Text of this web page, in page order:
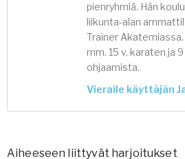
pienryhmiä. Hän
liikunta-alan
Trainer
mm. 15 v. karaten ja
ohjaamista.
Vieraile käyttäjän
Aiheeseen liittyvät harjoitukset